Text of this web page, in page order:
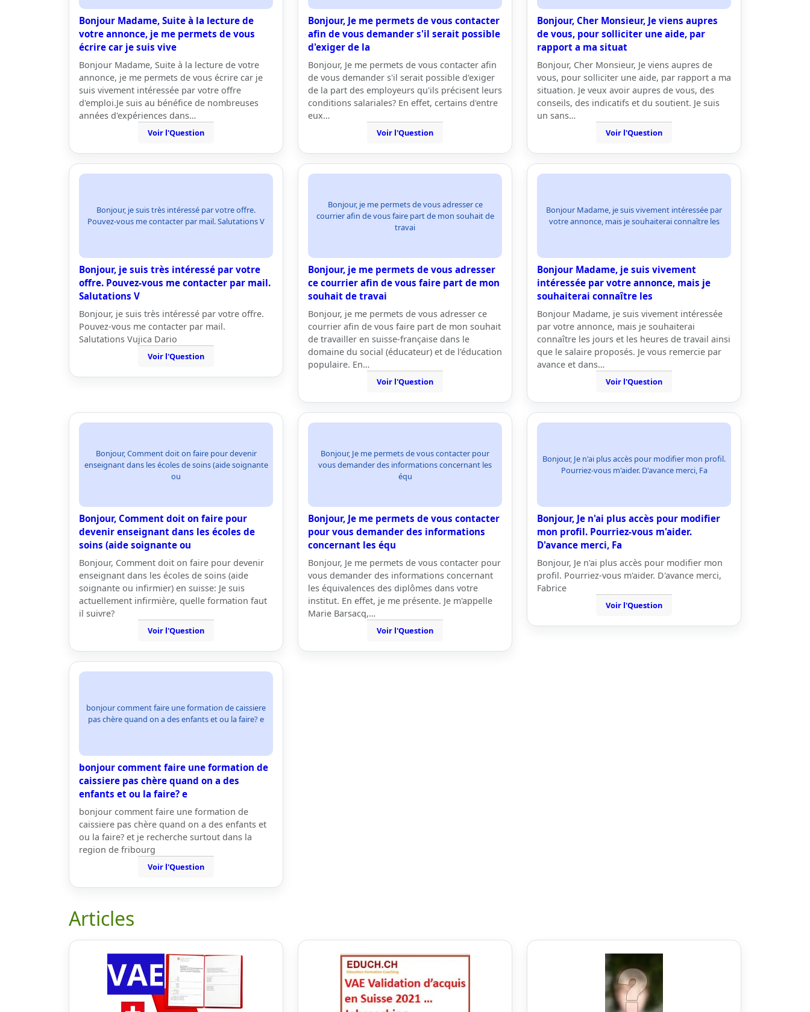
Bonjour Madame, Suite à la lecture de
votre annonce, je me permets de vous
écrire car je suis vive
Bonjour Madame, Suite à la lecture de votre
annonce, je me permets de vous écrire car je
suis vivement intéressée par votre offre
d'emploi.Je suis au bénéfice de nombreuses
années d'expériences dans…
Voir l'Question
Bonjour, Je me permets de vous contacter
afin de vous demander s'il serait possible
d'exiger de la
Bonjour, Je me permets de vous contacter afin
de vous demander s'il serait possible d'exiger
de la part des employeurs qu'ils précisent leurs
conditions salariales? En effet, certains d'entre
eux…
Voir l'Question
Bonjour, Cher Monsieur, Je viens aupres
de vous, pour solliciter une aide, par
rapport a ma situat
Bonjour, Cher Monsieur, Je viens aupres de
vous, pour solliciter une aide, par rapport a ma
situation. Je veux avoir aupres de vous, des
conseils, des indicatifs et du soutient. Je suis
un sans…
Voir l'Question
Bonjour, je suis très intéressé par votre offre.
Pouvez-vous me contacter par mail. Salutations V
Bonjour, je suis très intéressé par votre
offre. Pouvez-vous me contacter par mail.
Salutations V
Bonjour, je suis très intéressé par votre offre.
Pouvez-vous me contacter par mail.
Salutations Vujica Dario
Voir l'Question
Bonjour, je me permets de vous adresser ce
courrier afin de vous faire part de mon souhait de
travai
Bonjour, je me permets de vous adresser
ce courrier afin de vous faire part de mon
souhait de travai
Bonjour, je me permets de vous adresser ce
courrier afin de vous faire part de mon souhait
de travailler en suisse-française dans le
domaine du social (éducateur) et de l'éducation
populaire. En…
Voir l'Question
Bonjour Madame, je suis vivement intéressée par
votre annonce, mais je souhaiterai connaître les
Bonjour Madame, je suis vivement
intéressée par votre annonce, mais je
souhaiterai connaître les
Bonjour Madame, je suis vivement intéressée
par votre annonce, mais je souhaiterai
connaître les jours et les heures de travail ainsi
que le salaire proposés. Je vous remercie par
avance et dans…
Voir l'Question
Bonjour, Comment doit on faire pour devenir
enseignant dans les écoles de soins (aide soignante
ou
Bonjour, Comment doit on faire pour
devenir enseignant dans les écoles de
soins (aide soignante ou
Bonjour, Comment doit on faire pour devenir
enseignant dans les écoles de soins (aide
soignante ou infirmier) en suisse: Je suis
actuellement infirmière, quelle formation faut
il suivre?
Voir l'Question
Bonjour, Je me permets de vous contacter pour
vous demander des informations concernant les
équ
Bonjour, Je me permets de vous contacter
pour vous demander des informations
concernant les équ
Bonjour, Je me permets de vous contacter pour
vous demander des informations concernant
les équivalences des diplômes dans votre
institut. En effet, je me présente. Je m'appelle
Marie Barsacq,…
Voir l'Question
Bonjour, Je n'ai plus accès pour modifier mon profil.
Pourriez-vous m'aider. D'avance merci, Fa
Bonjour, Je n'ai plus accès pour modifier
mon profil. Pourriez-vous m'aider.
D'avance merci, Fa
Bonjour, Je n'ai plus accès pour modifier mon
profil. Pourriez-vous m'aider. D'avance merci,
Fabrice
Voir l'Question
bonjour comment faire une formation de caissiere
pas chère quand on a des enfants et ou la faire? e
bonjour comment faire une formation de
caissiere pas chère quand on a des
enfants et ou la faire? e
bonjour comment faire une formation de
caissiere pas chère quand on a des enfants et
ou la faire? et je recherche surtout dans la
region de fribourg
Voir l'Question
Articles